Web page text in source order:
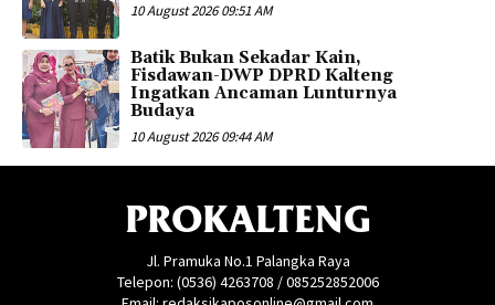
10 August 2026 09:51 AM
Batik Bukan Sekadar Kain,
Fisdawan-DWP DPRD Kalteng
Ingatkan Ancaman Lunturnya
Budaya
10 August 2026 09:44 AM
PROKALTENG
Jl. Pramuka No.1 Palangka Raya
Telepon: (0536) 4263708 / 085252852006